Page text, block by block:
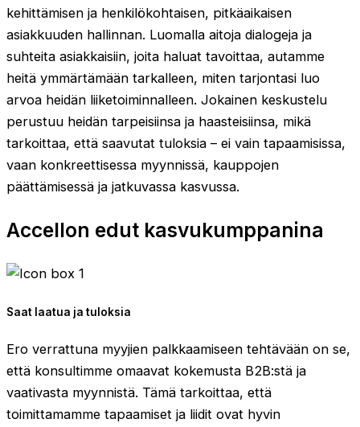
kehittämisen ja henkilökohtaisen, pitkäaikaisen
asiakkuuden hallinnan. Luomalla aitoja dialogeja ja
suhteita asiakkaisiin, joita haluat tavoittaa, autamme
heitä ymmärtämään tarkalleen, miten tarjontasi luo
arvoa heidän liiketoiminnalleen. Jokainen keskustelu
perustuu heidän tarpeisiinsa ja haasteisiinsa, mikä
tarkoittaa, että saavutat tuloksia – ei vain tapaamisissa,
vaan konkreettisessa myynnissä, kauppojen
päättämisessä ja jatkuvassa kasvussa.
Accellon edut kasvukumppanina
Saat laatua ja tuloksia
Ero verrattuna myyjien palkkaamiseen tehtävään on se,
että konsultimme omaavat kokemusta B2B:stä ja
vaativasta myynnistä. Tämä tarkoittaa, että
toimittamamme tapaamiset ja liidit ovat hyvin